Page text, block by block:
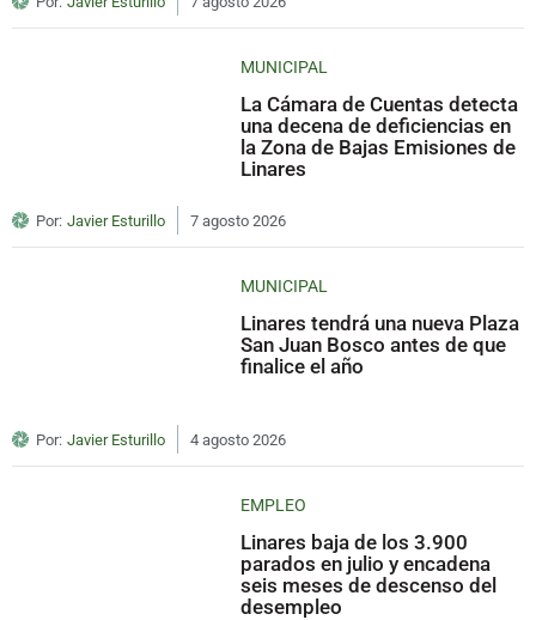
MUNICIPAL
La Cámara de Cuentas detecta
una decena de deficiencias en
la Zona de Bajas Emisiones de
Linares
Por: Javier Esturillo 7 agosto 2026
MUNICIPAL
Linares tendrá una nueva Plaza
San Juan Bosco antes de que
finalice el año
Por: Javier Esturillo 4 agosto 2026
EMPLEO
Linares baja de los 3.900
parados en julio y encadena
seis meses de descenso del
desempleo